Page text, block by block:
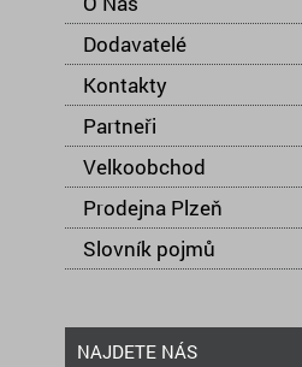
Dodavatelé
Kontakty
Partneři
Velkoobchod
Prodejna Plzeň
Slovník pojmů
NAJDETE NÁS